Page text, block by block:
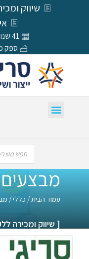
שיווק
41 שנות מוניטין
ספק
מבצעים
עמוד הבית / כללי/
[ שיווק ומכירה